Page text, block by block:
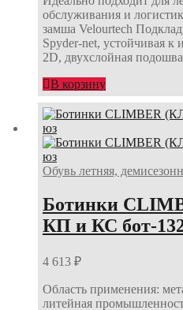
обслуживания и
замша Velourtech
Spyder-net, устойчивая
2D, двухслойная
В корзину
Обувь летняя,
Ботинки
КП и КС бот-
4 613 ₽
Область применения:
литейная